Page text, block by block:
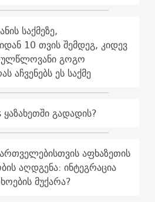
საქმეზე,
10 თვის შემდეგ, კიდევ
გოგო
აჩვენებს ეს საქმე
გადადის?
აფხაზეთის
აღდგენა: ინტეგრაცია
მუქარა?